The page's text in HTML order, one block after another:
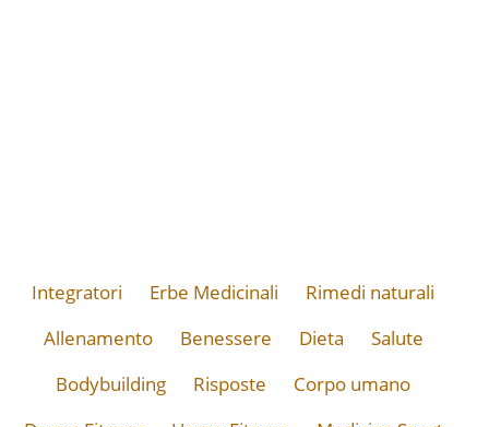
Integratori Erbe Medicinali
Rimedi naturali
Allenamento
Benessere Dieta
Salute
Bodybuilding
Risposte
Corpo umano